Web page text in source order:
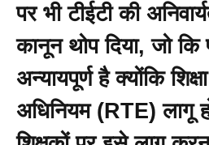
पर भी टीईटी की
कानून थोप दिया, जो कि
अन्यायपूर्ण है क्योंकि
अधिनियम (RTE) लागू